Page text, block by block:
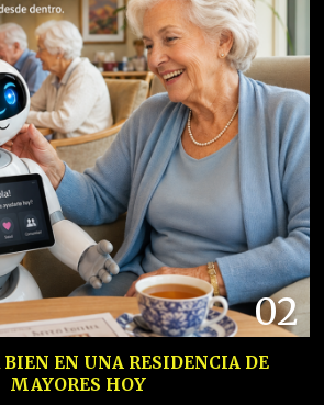
02
EN UNA RESIDENCIA DE
MAYORES HOY